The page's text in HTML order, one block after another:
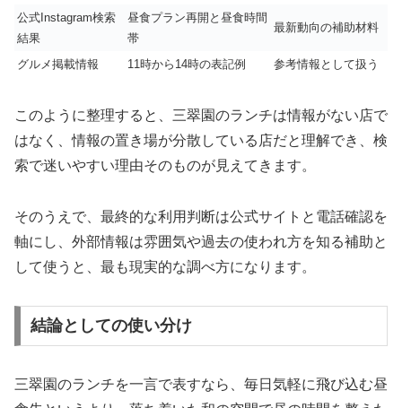
公式Instagram検索
結果
昼食プラン再開と昼食時間
帯
最新動向の補助材料
グルメ掲載情報 11時から14時の表記例 参考情報として扱う
このように整理すると、三翠園のランチは情報がない店で
はなく、情報の置き場が分散している店だと理解でき、検
索で迷いやすい理由そのものが見えてきます。
そのうえで、最終的な利用判断は公式サイトと電話確認を
軸にし、外部情報は雰囲気や過去の使われ方を知る補助と
して使うと、最も現実的な調べ方になります。
結論としての使い分け
三翠園のランチを一言で表すなら、毎日気軽に飛び込む昼